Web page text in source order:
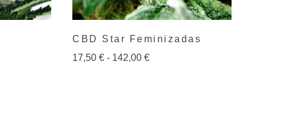
CBD Star Feminizadas
17,50€ - 142,00€